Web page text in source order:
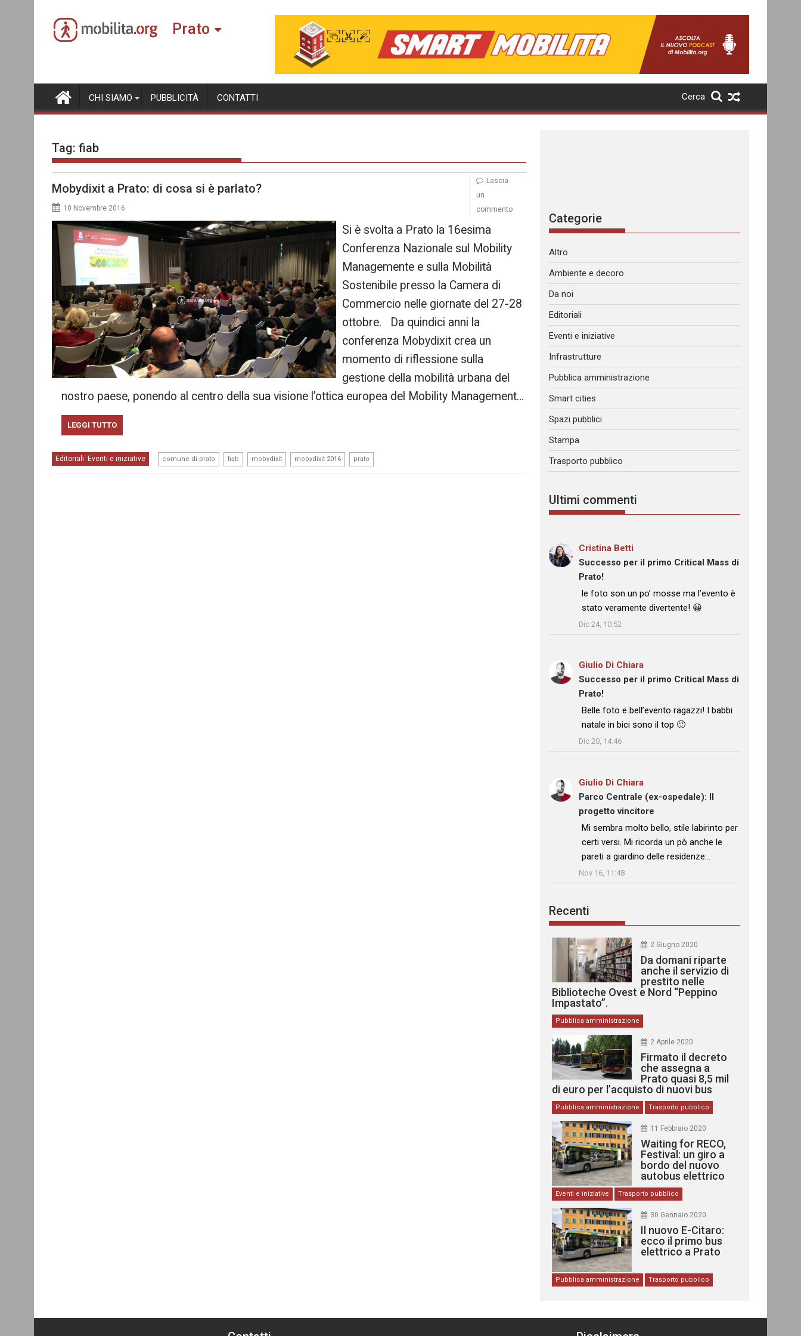
content
Prato
CHI SIAMO PUBBLICITÀ CONTATTI Cerca
Tag: fiab
Mobydixit a Prato: di cosa si è parlato?
10 Novembre 2016
Si è svolta a Prato la 16esima
Conferenza Nazionale sul Mobility
Managemente e sulla Mobilità
Sostenibile presso la Camera di
Commercio nelle giornate del 27-28
ottobre. Da quindici anni la
conferenza Mobydixit crea un
momento di riflessione sulla
gestione della mobilità urbana del
nostro paese, ponendo al centro della sua visione l’ottica europea del Mobility Management…
LEGGI TUTTO
Editoriali Eventi e iniziative comune di prato fiab mobydixit mobydixit 2016 prato
Lascia
un
commento
Categorie
Altro
Ambiente e decoro
Da noi
Editoriali
Eventi e iniziative
Infrastrutture
Pubblica amministrazione
Smart cities
Spazi pubblici
Stampa
Trasporto pubblico
Ultimi commenti
Cristina Betti
Successo per il primo Critical Mass di
Prato!
: “
le foto son un po’ mosse ma l’evento è
stato veramente divertente! 😀
Dic 24, 10:52
Giulio Di Chiara
Successo per il primo Critical Mass di
Prato!
: “
Belle foto e bell’evento ragazzi! I babbi
natale in bici sono il top 🙂
Dic 20, 14:46
Giulio Di Chiara
Parco Centrale (ex-ospedale): Il
progetto vincitore
: “
Mi sembra molto bello, stile labirinto per
certi versi. Mi ricorda un pò anche le
pareti a giardino delle residenze…
Nov 16, 11:48
Recenti
2 Giugno 2020
Da domani riparte
anche il servizio di
prestito nelle
Biblioteche Ovest e Nord “Peppino
Impastato”.
Pubblica amministrazione
2 Aprile 2020
Firmato il decreto
che assegna a
Prato quasi 8,5 mil
di euro per l’acquisto di nuovi bus
Pubblica amministrazione Trasporto pubblico
11 Febbraio 2020
Waiting for RECO,
Festival: un giro a
bordo del nuovo
autobus elettrico
Eventi e iniziative Trasporto pubblico
30 Gennaio 2020
Il nuovo E-Citaro:
ecco il primo bus
elettrico a Prato
Pubblica amministrazione Trasporto pubblico